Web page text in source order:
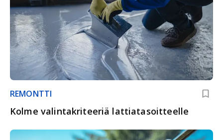
REMONTTI
Kolme valintakriteeriä lattiatasoitteelle